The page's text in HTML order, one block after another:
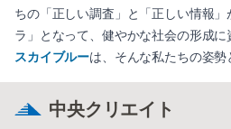
ちの「正しい調査」と「正しい情報
ラ」となって、健やかな社会の形成に
スカイブルーは、そんな私たちの姿勢
中央クリエイト